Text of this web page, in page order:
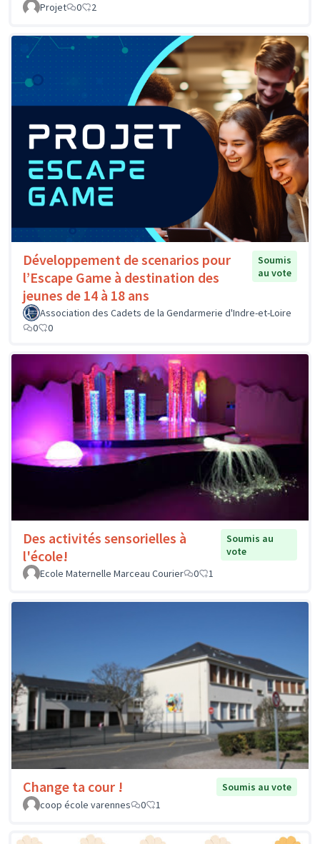
Projet
0 2
Développement de scenarios pour
l’Escape Game à destination des
jeunes de 14 à 18 ans
Soumis
au vote
Association des Cadets de la Gendarmerie d'Indre-et-Loire
0
0
Des activités sensorielles à
l'école!
Soumis au
vote
Ecole Maternelle Marceau Courier
0 1
Change ta cour !
Soumis au vote
coop école varennes
0 1